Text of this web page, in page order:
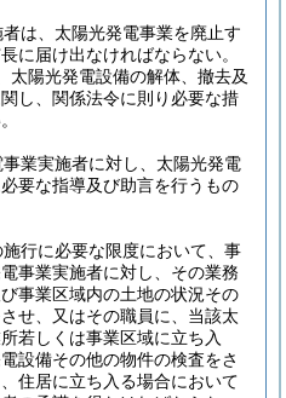
は、太陽光発電事業を廃止す
に届け出なければならない。
太陽光発電設備の解体、撤去及
し、関係法令に則り必要な措
業実施者に対し、太陽光発電
要な指導及び助言を行うもの
行に必要な限度において、事
事業実施者に対し、その業務
事業区域内の土地の状況その
せ、又はその職員に、当該太
若しくは事業区域に立ち入
設備その他の物件の検査をさ
住居に立ち入る場合において